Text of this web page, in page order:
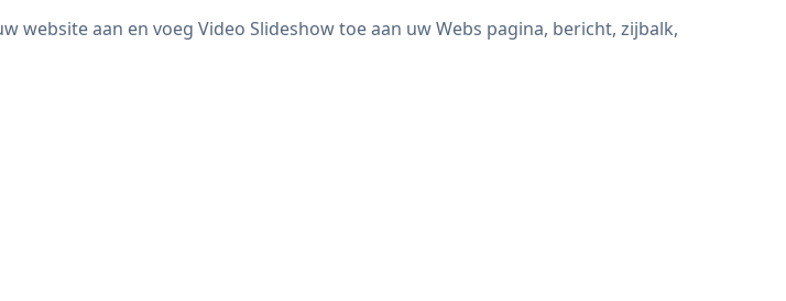
website aan en voeg Video Slideshow toe aan uw Webs pagina, bericht, zijbalk,